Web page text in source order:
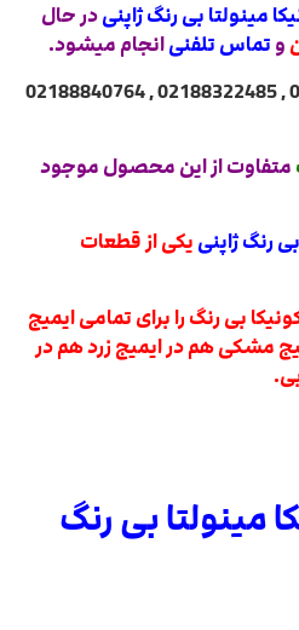
مینولتا بی رنگ ژاپنیدر حال
و تماس تلفنیانجام میشود.
تلفن تماس : 02188349357 , 02188322485 , 02188840764
متفاوت از این محصول موجود
رنگ ژاپنی یکی از قطعات
بی رنگ را برای تمامی ایمیج
مشکی هم در ایمیج زرد هم در
مینولتا بی رنگ